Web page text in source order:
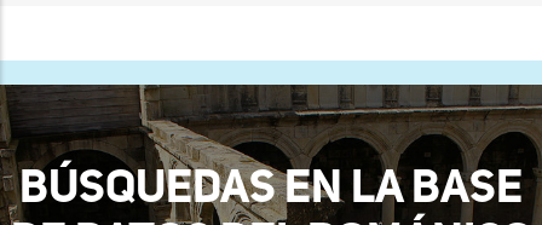
ayuda
a
la
navegación
BÚSQUEDAS EN LA BASE